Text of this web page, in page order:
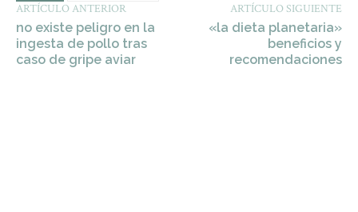
ARTÍCULO ANTERIOR
no existe peligro en la
ingesta de pollo tras
caso de gripe aviar
ARTÍCULO SIGUIENTE
«la dieta planetaria»
beneficios y
recomendaciones